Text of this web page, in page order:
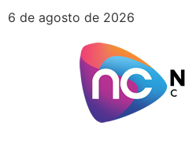
6 de agosto de 2026